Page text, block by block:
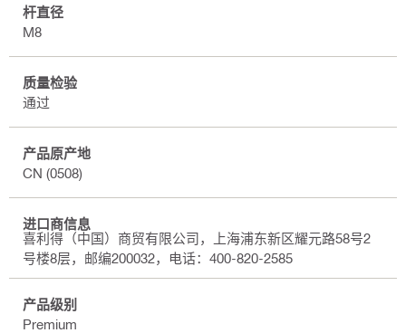
杆直径
M8
质量检验
通过
产品原产地
CN (0508)
进口商信息
喜利得（中国）商贸有限公司，上海浦东新区耀元路58号2
号楼8层，邮编200032，电话：400-820-2585
产品级别
Premium